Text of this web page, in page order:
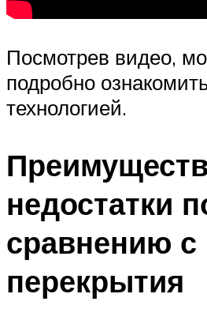
Посмотрев видео,
подробно
технологией.
недостатки
сравнению с
перекрытия